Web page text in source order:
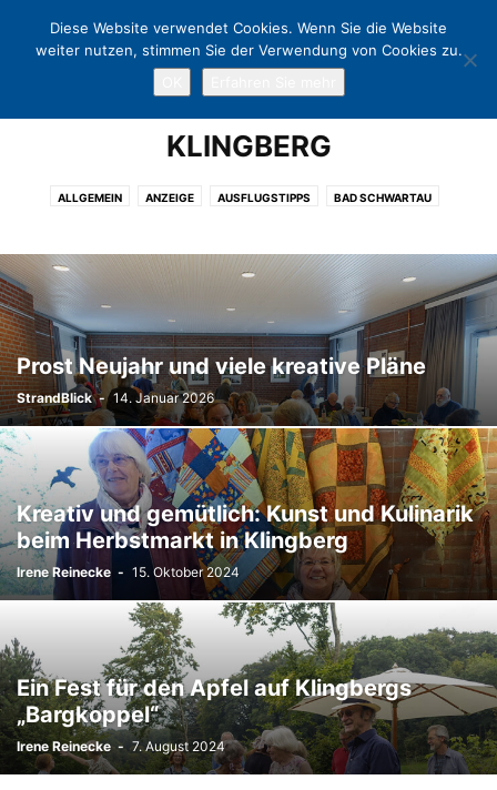
KLINGBERG
ALLGEMEIN ANZEIGE AUSFLUGSTIPPS BAD SCHWARTAU
KULTUR KUNST LÜBECK LÜBECKER BUCHT NEUSTADT
NIENDORF PÖNITZ SCHARBEUTZ
SHOPPING TERMINE
TIMMENDORFER STRAND TRAVEMÜNDE WARNSDORF
Prost Neujahr und viele kreative Pläne
StrandBlick - 14. Januar 2026
Kreativ und gemütlich: Kunst und Kulinarik
beim Herbstmarkt in Klingberg
Irene Reinecke - 15. Oktober 2024
Ein Fest für den Apfel auf Klingbergs
„Bargkoppel“
Irene Reinecke - 7. August 2024
Diese Website verwendet Cookies. Wenn Sie die Website
weiter nutzen, stimmen Sie der Verwendung von Cookies zu.